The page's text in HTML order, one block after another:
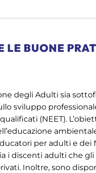
BUONE
degli Adulti sia
sviluppo
(NEET).
per adulti e dei
i discenti adulti che
Inoltre, sono